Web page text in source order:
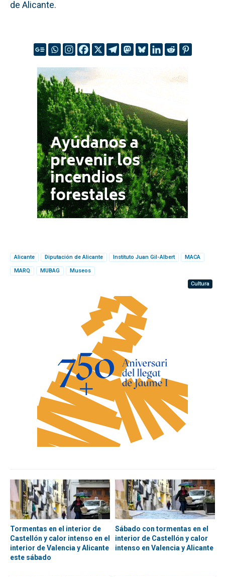
de Alicante.
Alicante Diputación de Alicante Instituto Juan Gil-Albert MACA
MARQ MUBAG
Museos
Cultura
Tormentas en el interior de
Castellón y calor intenso en el
interior de Valencia y Alicante
este sábado
Sábado con tormentas en el
interior de Castellón y calor
intenso en Valencia y Alicante